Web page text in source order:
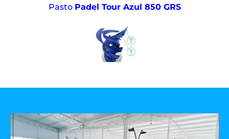
Pasto Padel Tour Azul 850 GRS